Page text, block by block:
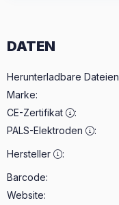
DATEN
Herunterladbare Dateien
Marke:
CE-Zertifikat
:
PALS-Elektroden
:
Hersteller
:
Barcode:
Website: